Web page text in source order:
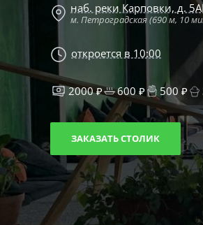
наб. реки Карповки, д.
м. Петроградская (690 м, 10
откроется в 10:00
2000 ₽ 600 ₽ 500 ₽
ЗАКАЗАТЬ СТОЛИК